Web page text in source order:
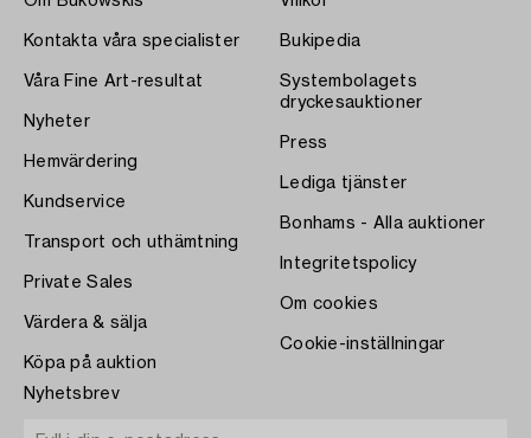
Kontakta våra specialister
Våra Fine Art-resultat
Nyheter
Hemvärdering
Kundservice
Transport och uthämtning
Private Sales
Värdera & sälja
Köpa på auktion
Bukipedia
Systembolagets
dryckesauktioner
Press
Lediga tjänster
Bonhams - Alla auktioner
Integritetspolicy
Om cookies
Cookie-inställningar
Nyhetsbrev